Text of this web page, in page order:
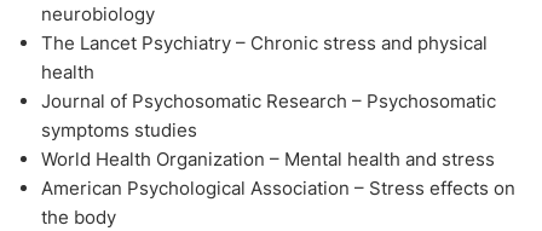
neurobiology
The Lancet Psychiatry – Chronic stress and physical
health
Journal of Psychosomatic Research – Psychosomatic
symptoms studies
World Health Organization – Mental health and stress
American Psychological Association – Stress effects on
the body